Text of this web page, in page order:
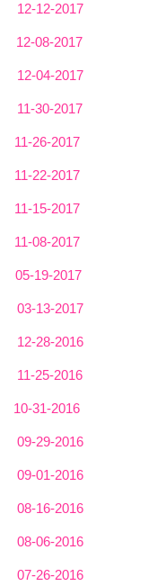
12-12-2017
12-08-2017
12-04-2017
11-30-2017
11-26-2017
11-22-2017
11-15-2017
11-08-2017
05-19-2017
03-13-2017
12-28-2016
11-25-2016
10-31-2016
09-29-2016
09-01-2016
08-16-2016
08-06-2016
07-26-2016